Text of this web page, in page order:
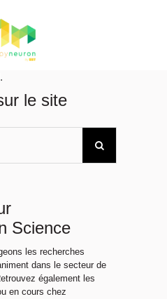
le site
Science
les recherches
dans le secteur de
également les
en cours chez